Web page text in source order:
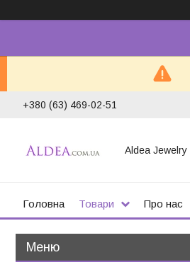
+380 (63) 469-02-51
Aldea Jewelry
Головна Товари Про нас